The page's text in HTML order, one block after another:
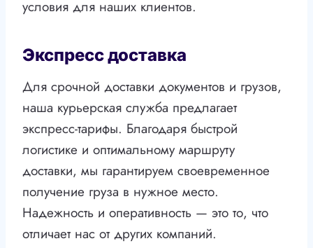
условия для наших клиентов.
Экспресс доставка
Для срочной доставки документов и грузов,
наша курьерская служба предлагает
экспресс-тарифы. Благодаря быстрой
логистике и оптимальному маршруту
доставки, мы гарантируем своевременное
получение груза в нужное место.
Надежность и оперативность — это то, что
отличает нас от других компаний.